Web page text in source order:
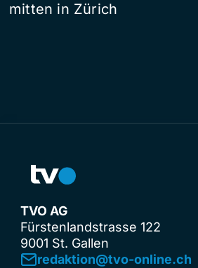
mitten in Zürich
TVO AG
Fürstenlandstrasse 122
9001 St. Gallen
redaktion@tvo-online.ch